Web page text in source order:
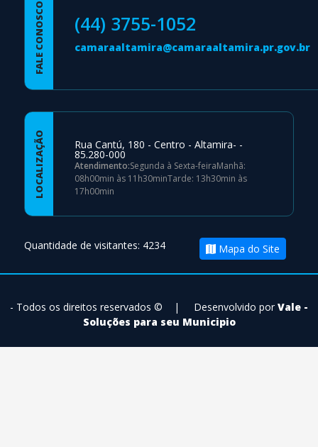
FALE CONOSCO (44) 3755-1052
camaraaltamira@camaraaltamira.pr.gov.br
LOCALIZAÇÃO Rua Cantú, 180 - Centro - Altamira- -
85.280-000
Atendimento:Segunda à Sexta-feiraManhã:
08h00min às 11h30minTarde: 13h30min às
17h00min
Quantidade de visitantes: 4234 Mapa do Site
- Todos os direitos reservados © | Desenvolvido por Vale -
Soluções para seu Municipio